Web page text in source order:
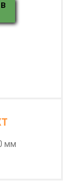
мм